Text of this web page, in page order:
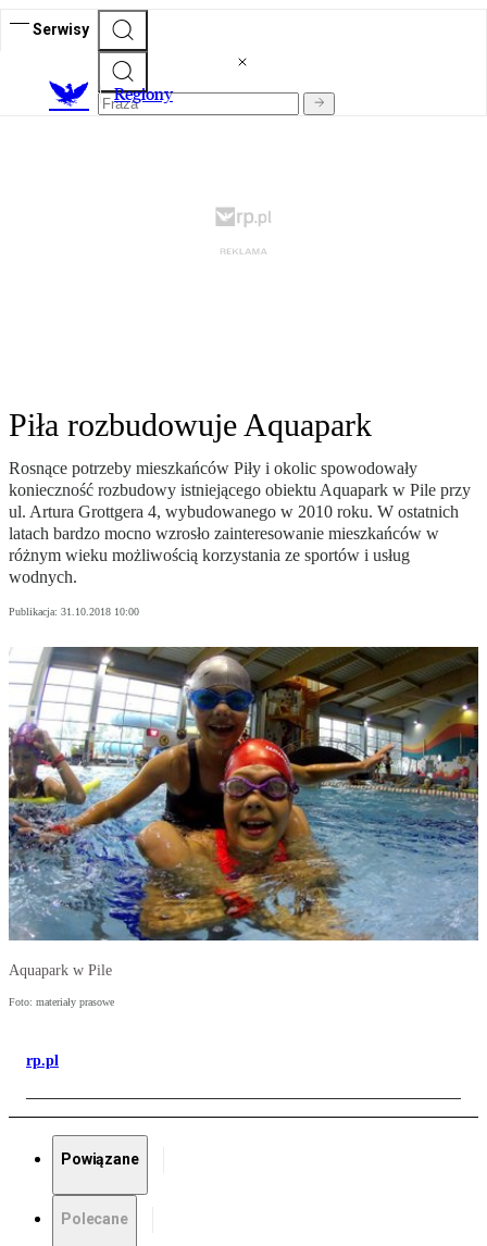
Serwisy
Regiony
Piła rozbudowuje Aquapark
Rosnące potrzeby mieszkańców Piły i okolic spowodowały
konieczność rozbudowy istniejącego obiektu Aquapark w Pile przy
ul. Artura Grottgera 4, wybudowanego w 2010 roku. W ostatnich
latach bardzo mocno wzrosło zainteresowanie mieszkańców w
różnym wieku możliwością korzystania ze sportów i usług
wodnych.
Publikacja: 31.10.2018 10:00
Aquapark w Pile
Foto: materiały prasowe
rp.pl
Powiązane
Polecane